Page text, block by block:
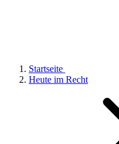
Startseite
Heute im Recht